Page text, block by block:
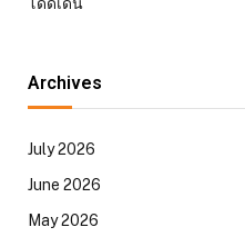
Archives
July 2026
June 2026
May 2026